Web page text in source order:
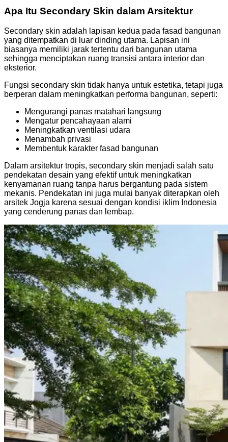
Apa Itu Secondary Skin dalam Arsitektur
Secondary skin adalah lapisan kedua pada fasad bangunan
yang ditempatkan di luar dinding utama. Lapisan ini
biasanya memiliki jarak tertentu dari bangunan utama
sehingga menciptakan ruang transisi antara interior dan
eksterior.
Fungsi secondary skin tidak hanya untuk estetika, tetapi juga
berperan dalam meningkatkan performa bangunan, seperti:
Mengurangi panas matahari langsung
Mengatur pencahayaan alami
Meningkatkan ventilasi udara
Menambah privasi
Membentuk karakter fasad bangunan
Dalam arsitektur tropis, secondary skin menjadi salah satu
pendekatan desain yang efektif untuk meningkatkan
kenyamanan ruang tanpa harus bergantung pada sistem
mekanis. Pendekatan ini juga mulai banyak diterapkan oleh
arsitek Jogja karena sesuai dengan kondisi iklim Indonesia
yang cenderung panas dan lembap.